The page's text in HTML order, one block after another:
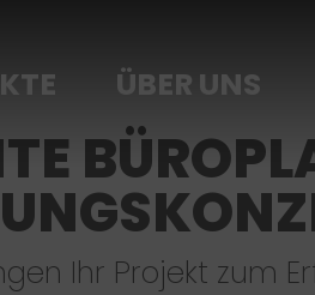
ÜBER UNS
Ihr Projekt zum